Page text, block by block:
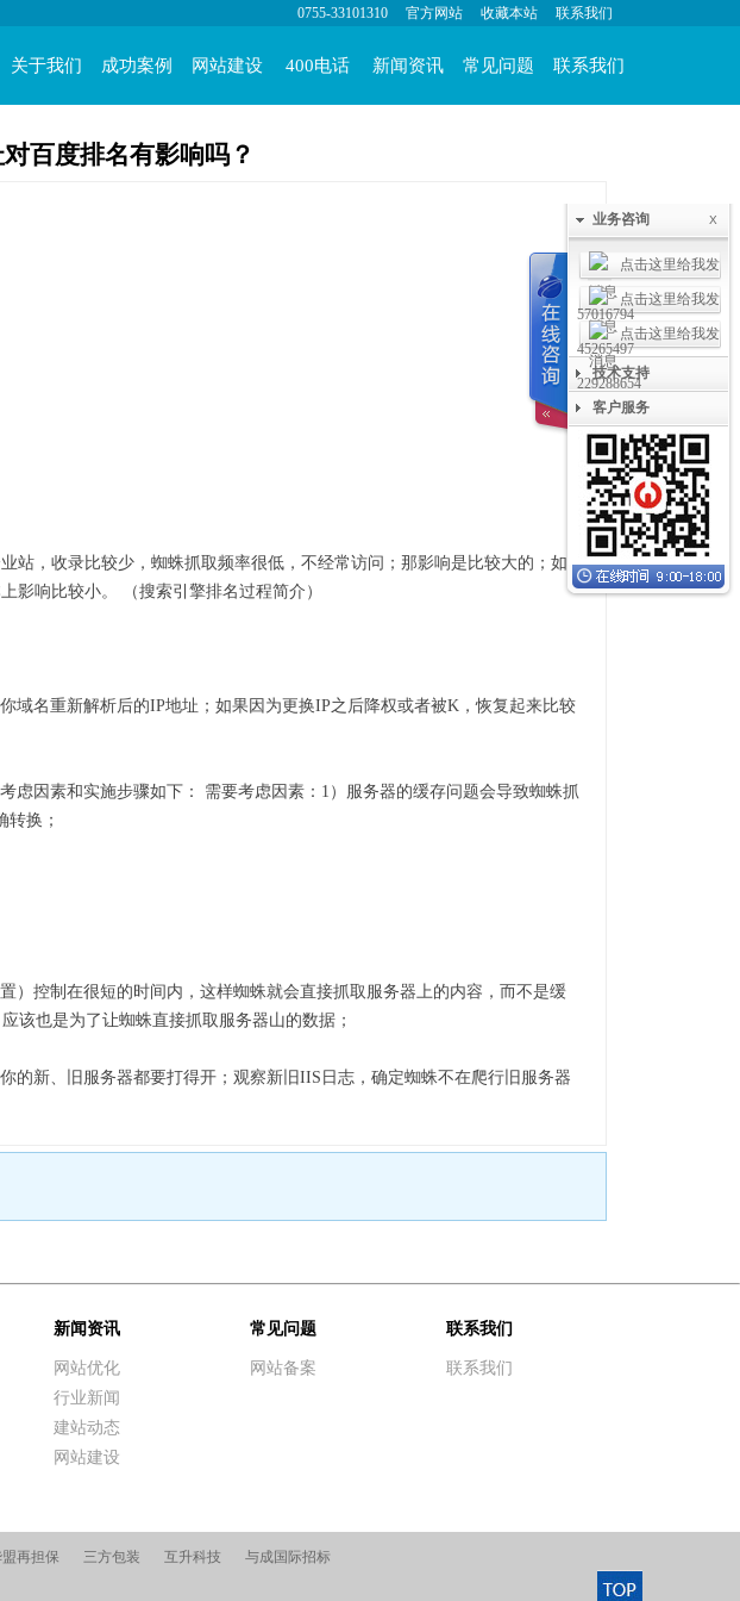
0755-33101310 官方网站 收藏本站 联系我们
关于我们 成功案例 网站建设 400电话 新闻资讯 常见问题 联系我们
百度排名有影响吗？
站，收录比较少，蜘蛛抓取频率很低，不经常访问；那影响是比较大的；如
影响比较小。 （搜索引擎排名过程简介）
域名重新解析后的IP地址；如果因为更换IP之后降权或者被K，恢复起来比较
虑因素和实施步骤如下： 需要考虑因素：1）服务器的缓存问题会导致蜘蛛抓
换；
）控制在很短的时间内，这样蜘蛛就会直接抓取服务器上的内容，而不是缓
该也是为了让蜘蛛直接抓取服务器山的数据；
的新、旧服务器都要打得开；观察新旧IIS日志，确定蜘蛛不在爬行旧服务器
新闻资讯
网站优化
行业新闻
建站动态
网站建设
常见问题
网站备案
联系我们
联系我们
再担保 三方包装 互升科技 与成国际招标
业务咨询 X
57016794
45265497
229288654
技术支持
客户服务